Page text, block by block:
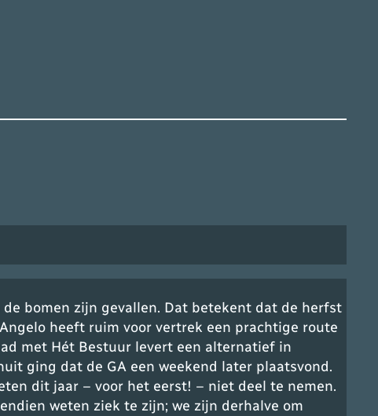
bomen zijn gevallen. Dat betekent dat de herfst
heeft ruim voor vertrek een prachtige route
met Hét Bestuur levert een alternatief in
ging dat de GA een weekend later plaatsvond.
dit jaar – voor het eerst! – niet deel te nemen.
weten ziek te zijn; we zijn derhalve om